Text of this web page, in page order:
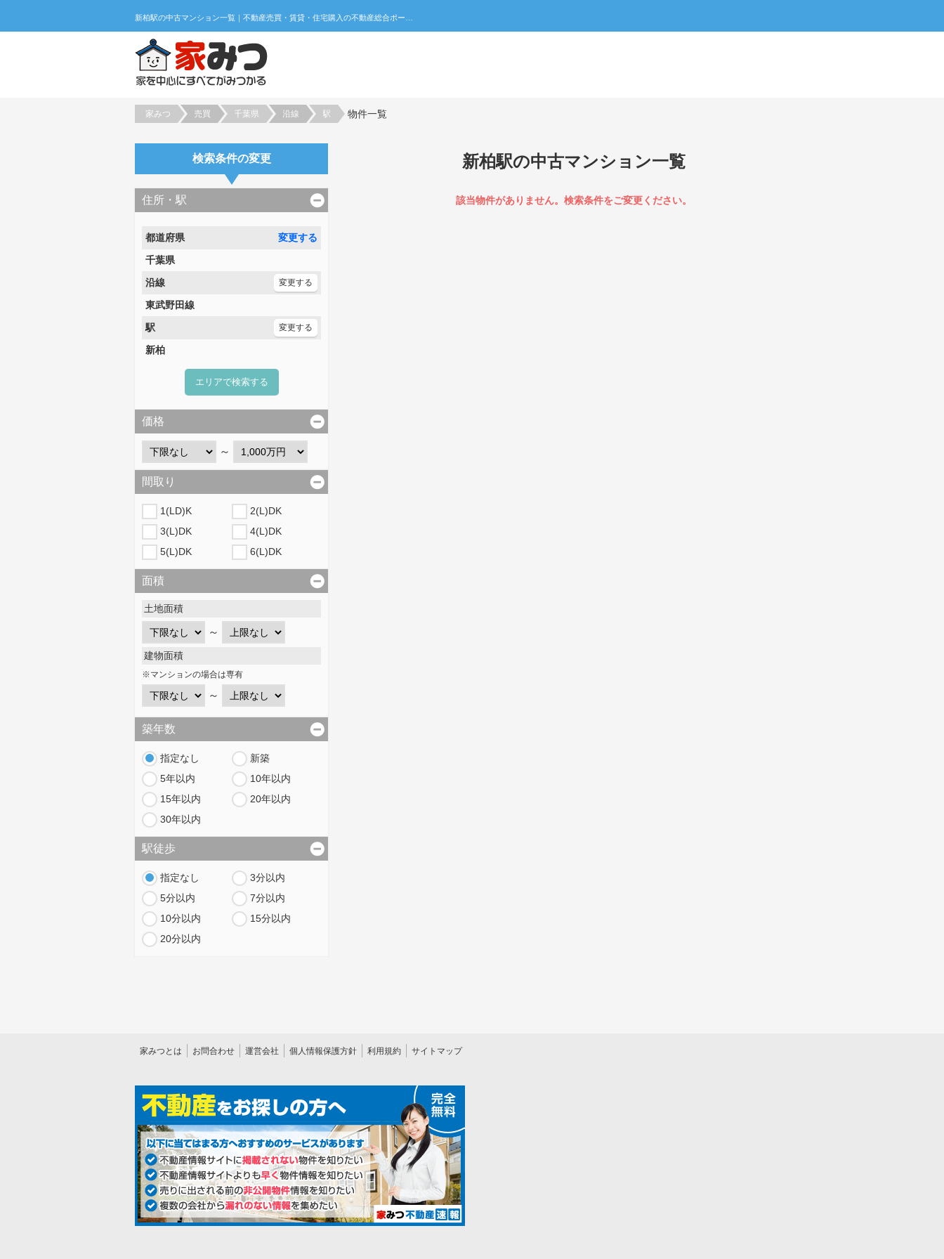
家みつ 売買 千葉県 沿線 駅 物件一覧
検索条件の変更
住所・駅
都道府県
変更する
千葉県
沿線
変更する
東武野田線
駅
変更する
新柏
エリアで検索する
価格
～
間取り
1(LD)K
2(L)DK
3(L)DK
4(L)DK
5(L)DK
6(L)DK
面積
土地面積
～
建物面積
※マンションの場合は専有
～
築年数
指定なし
新築
5年以内
10年以内
15年以内
20年以内
30年以内
駅徒歩
指定なし
3分以内
5分以内
7分以内
10分以内
15分以内
20分以内
新柏駅の中古マンション一覧
該当物件がありません。検索条件をご変更ください。
家みつとは お問合わせ 運営会社 個人情報保護方針 利用規約 サイトマップ